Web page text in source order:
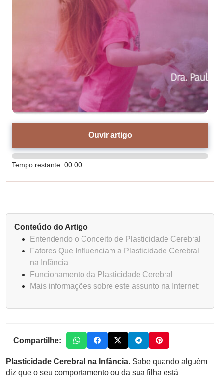
Ouvir artigo
Tempo restante: 00:00
Conteúdo do Artigo
Entendendo o Conceito de Plasticidade Cerebral
Fatores Que Influenciam a Plasticidade Cerebral
na Infância
Funcionamento da Plasticidade Cerebral
Mais informações sobre este assunto na Internet:
Compartilhe:
Plasticidade Cerebral na Infância. Sabe quando alguém
diz que o seu comportamento ou da sua filha está